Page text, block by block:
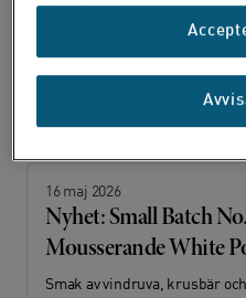
Nyhet: Small Batch No.
White Portion
Smak av azalea, torkade
16 maj 2026
Nyhet: Small Batch
Mousserande White
Smak av vindruva, krusbär